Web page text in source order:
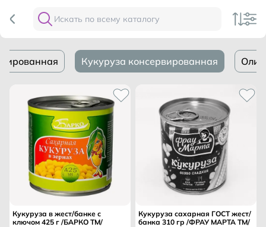
Кукуруза консервированная
Кукуруза в жест/банке с
ключом 425 г /БАРКО ТМ/
Кукуруза сахарная ГОСТ жест/
банка 310 гр /ФРАУ МАРТА ТМ/